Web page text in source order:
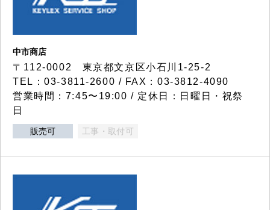
中市商店
〒112-0002 東京都文京区小石川1-25-2
TEL：03-3811-2600 / FAX：03-3812-4090
営業時間：7:45〜19:00 / 定休日：日曜日・祝祭
日
販売可 工事・取付可